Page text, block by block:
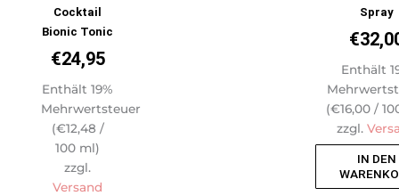
Cocktail
Bionic Tonic
€24,95
Enthält 19%
Mehrwertsteuer
(€12,48 /
100 ml)
zzgl.
Versand
Spray
€
Enthält
(€16,00 /
zzgl.
IN DEN